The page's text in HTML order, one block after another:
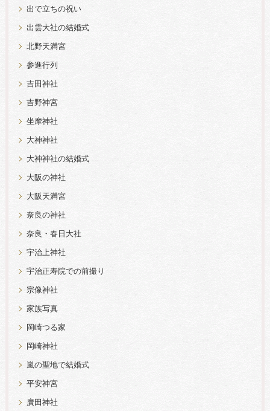
出で立ちの祝い
出雲大社の結婚式
北野天満宮
参進行列
吉田神社
吉野神宮
坐摩神社
大神神社
大神神社の結婚式
大阪の神社
大阪天満宮
奈良の神社
奈良・春日大社
宇治上神社
宇治正寿院での前撮り
宗像神社
家族写真
岡崎つる家
岡崎神社
嵐の聖地で結婚式
平安神宮
廣田神社